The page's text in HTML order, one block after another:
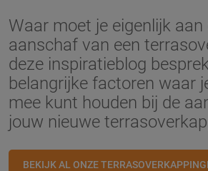
Waar moet je eigenlijk aan
aanschaf van een
deze inspiratieblog
belangrijke factoren waar
mee kunt houden bij de
jouw nieuwe
BEKIJK AL ONZE